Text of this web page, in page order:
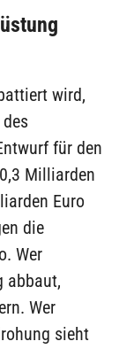
wird,
für den
Milliarden
Euro
die
Wer
abbaut,
Wer
sieht